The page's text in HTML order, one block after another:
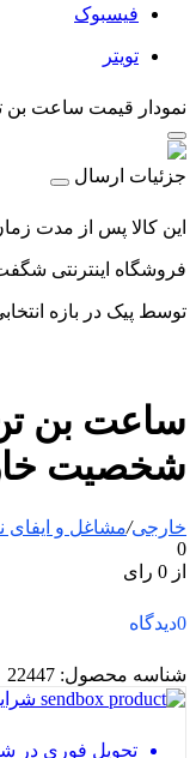
فیسبوک
تویتر
نمودار قیمت ساعت بن تن با 10 مدل
جزئیات ارسال
این کالا پس از مدت
فروشگاه اینترنتی
توسط پیک در بازه
شخصیت
خارجی/مشاغل و
0
از 0 رای
0دیدگاه
شناسه محصول: 22447
تحویل فوری در